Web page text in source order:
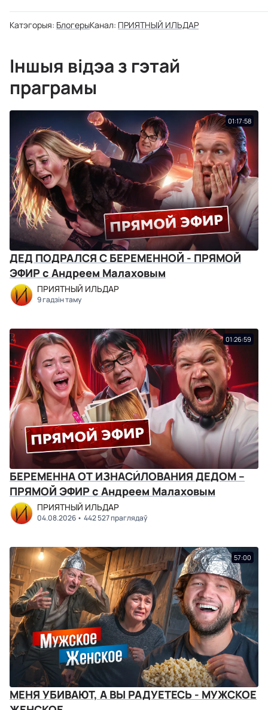
Катэгорыя: БлогерыКанал: ПРИЯТНЫЙ ИЛЬДАР
Іншыя відэа з гэтай
праграмы
01:17:58
ДЕД ПОДРАЛСЯ С БЕРЕМЕННОЙ - ПРЯМОЙ
ЭФИР с Андреем Малаховым
ПРИЯТНЫЙ ИЛЬДАР
9 гадзін таму
01:26:59
БЕРЕМЕННА ОТ ИЗНАСИ́ЛОВАНИЯ ДЕДОМ –
ПРЯМОЙ ЭФИР с Андреем Малаховым
ПРИЯТНЫЙ ИЛЬДАР
04.08.2026 442 527 праглядаў
57:00
МЕНЯ УБИВАЮТ, А ВЫ РАДУЕТЕСЬ - МУЖСКОЕ